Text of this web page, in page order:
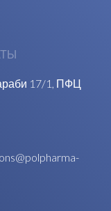
17/1, ПФЦ